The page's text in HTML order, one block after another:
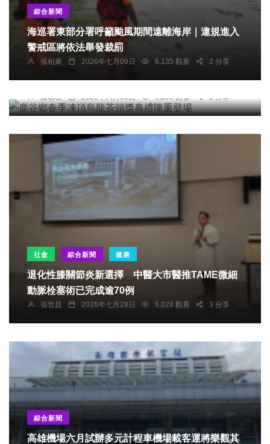
綜合新聞
海巡署東部分署呼籲颱風期間遠離海岸｜違規進入
警戒區將依法舉發裁罰
張柏東 2026年七月09日 6,135 觀看 2 分享
農業
鹿谷鄉春季凍頂烏龍茶頒獎典禮隆重登場
陳朝枝 2026年六月06日 6,590 觀看 2 分享
社會 綜合新聞 健康
退化性膝關節炎新選擇 中醫大市醫推TAME微細
動脈栓塞術已完成逾70例
張世昌 2026年七月28日 6,028 觀看 3 分享
綜合新聞
高雄機場六月試辦多元計程車機場載客運將樂觀其